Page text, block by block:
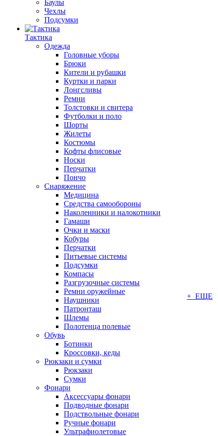
Баулы
Чехлы
Подсумки
Тактика
Одежда
Головные уборы
Брюки
Кители и рубашки
Куртки и парки
Лонгсливы
Ремни
Толстовки и свитера
Футболки и поло
Шорты
Жилеты
Костюмы
Кофты флисовые
Носки
Перчатки
Пончо
Снаряжение
Медицина
Средства самообороны
Наколенники и налокотники
Гамаши
Очки и маски
Кобуры
Перчатки
Питьевые системы
Подсумки
Компасы
Разгрузочные системы
Ремни оружейные
Наушники
Патронташ
Шлемы
Полотенца полевые
Обувь
Ботинки
Кроссовки, кеды
Рюкзаки и сумки
Рюкзаки
Сумки
Фонари
Аксессуары фонари
Подводные фонари
Подствольные фонари
Ручные фонари
Ультрафиолетовые
+ ЕЩЕ